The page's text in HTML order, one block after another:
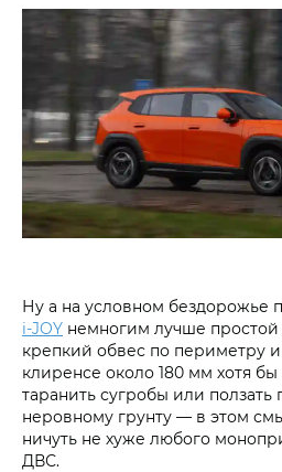
Ну а на условном бездорожье
i‑JOY немногим лучше простой
крепкий обвес по периметру
клиренсе около 180 мм хотя бы
таранить сугробы или ползать
неровному грунту — в этом
ничуть не хуже любого
ДВС.